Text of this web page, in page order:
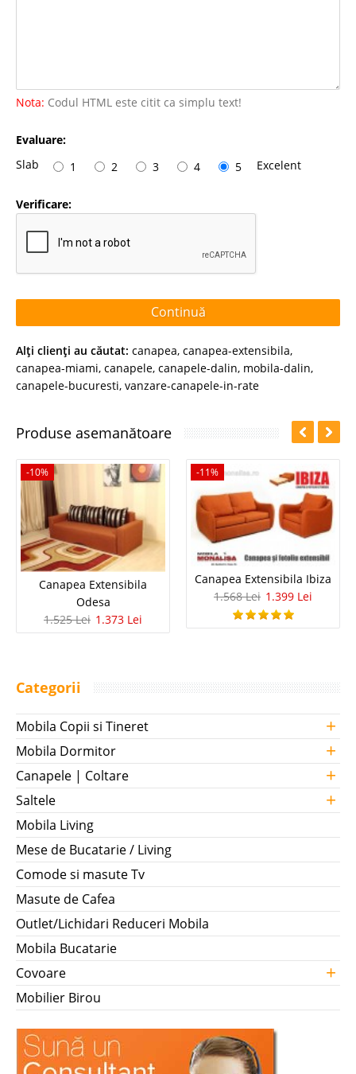
Nota: Codul HTML este citit ca simplu text!
Evaluare:
Slab
1 2 3 4 5 Excelent
Verificare:
Continuă
Alţi clienţi au căutat: canapea, canapea-extensibila,
canapea-miami, canapele, canapele-dalin, mobila-dalin,
canapele-bucuresti, vanzare-canapele-in-rate
Produse asemanătoare
-10%
Canapea Extensibila
Odesa
1.525 Lei 1.373 Lei
-11%
Canapea Extensibila Ibiza
1.568 Lei 1.399 Lei
Categorii
Mobila Copii si Tineret +
Mobila Dormitor +
Canapele | Coltare +
Saltele +
Mobila Living
Mese de Bucatarie / Living
Comode si masute Tv
Masute de Cafea
Outlet/Lichidari Reduceri Mobila
Mobila Bucatarie
Covoare
+
Mobilier Birou